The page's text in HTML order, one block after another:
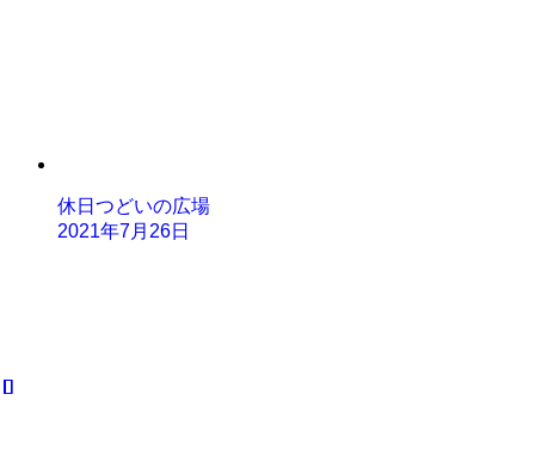
休日つどいの広場
2021年7月26日